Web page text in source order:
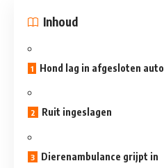
Inhoud
Hond lag in afgesloten auto
Ruit ingeslagen
Dierenambulance grijpt in